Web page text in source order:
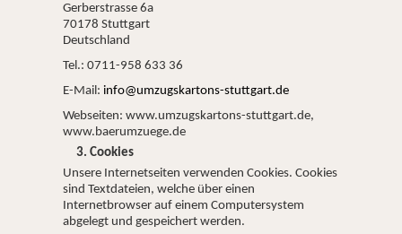
Gerberstrasse 6a
70178 Stuttgart
Deutschland
Tel.: 0711-958 633 36
E-Mail: info@umzugskartons-stuttgart.de
Webseiten: www.umzugskartons-stuttgart.de,
www.baerumzuege.de
3. Cookies
Unsere Internetseiten verwenden Cookies. Cookies
sind Textdateien, welche über einen
Internetbrowser auf einem Computersystem
abgelegt und gespeichert werden.